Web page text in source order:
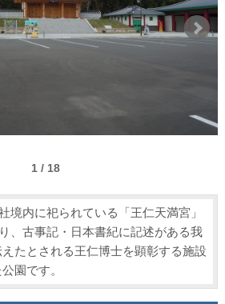
1 / 18
境内に祀られている「王仁天満宮」
、古事記・日本書紀に記述がある我
たとされる王仁博士を顕彰する施設
園です。